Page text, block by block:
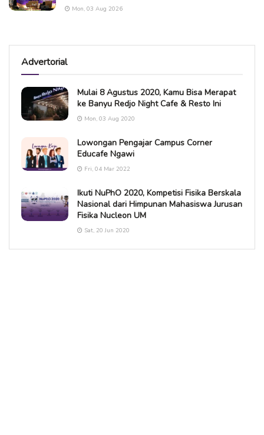
Mon, 03 Aug 2026
Advertorial
Mulai 8 Agustus 2020, Kamu Bisa Merapat
ke Banyu Redjo Night Cafe & Resto Ini
Mon, 03 Aug 2020
Lowongan Pengajar Campus Corner
Educafe Ngawi
Fri, 04 Mar 2022
Ikuti NuPhO 2020, Kompetisi Fisika Berskala
Nasional dari Himpunan Mahasiswa Jurusan
Fisika Nucleon UM
Sat, 20 Jun 2020